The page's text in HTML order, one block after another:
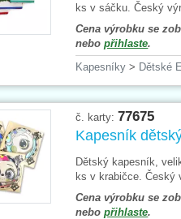
ks v sáčku. Český
Cena výrobku se
nebopřihlaste.
Kapesníky > Dětské
č. karty: 77675
Kapesník
Dětský kapesník,
ks v krabičce. Český
Cena výrobku se
nebopřihlaste.